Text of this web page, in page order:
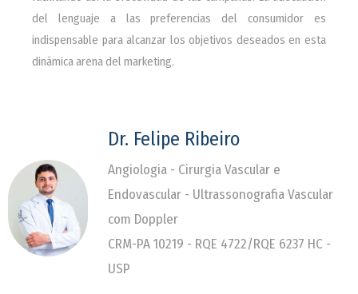
del lenguaje a las preferencias del consumidor es
indispensable para alcanzar los objetivos deseados en esta
dinámica arena del marketing.
Dr. Felipe Ribeiro
Angiologia - Cirurgia Vascular e
Endovascular - Ultrassonografia Vascular
com Doppler
CRM-PA 10219 - RQE 4722/RQE 6237 HC -
USP